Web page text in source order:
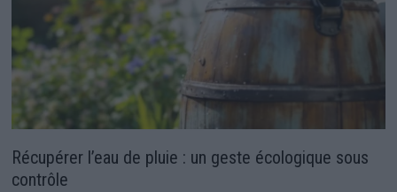
Récupérer l’eau de pluie : un geste écologique sous
contrôle